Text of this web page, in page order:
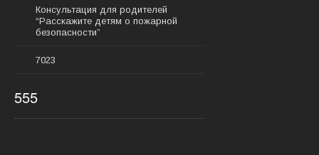
Консультация для родителей
“Расскажите детям о пожарной
безопасности”
7023
555